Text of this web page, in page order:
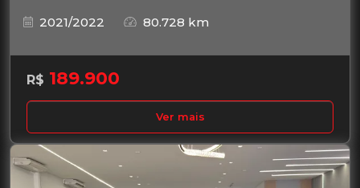
2021/2022
80.728 km
R$ 189.900
Ver mais